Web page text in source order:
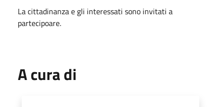
La cittadinanza e gli interessati sono invitati a
partecipoare.
A cura di